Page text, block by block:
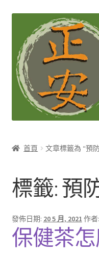
覽
列
要
內
容
膳Ｉ養生藥膳
孕Ｉ月子系列
浴Ｉ沐浴包
首頁 文章標籤為 “預
標籤:預
發佈日期: 20 5 月, 2021 作者:
保健茶